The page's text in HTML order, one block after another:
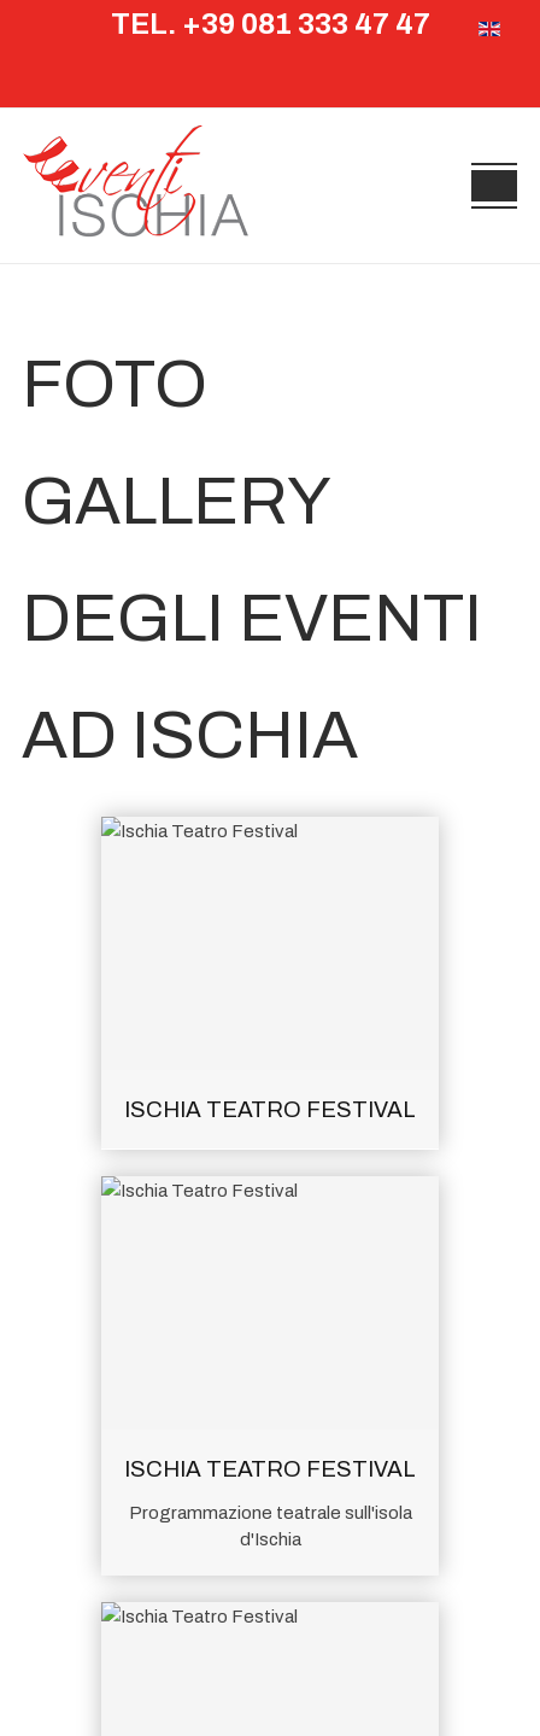
TEL. +39 081 333 47 47
FOTO
GALLERY
DEGLI EVENTI
AD ISCHIA
ISCHIA TEATRO FESTIVAL
ISCHIA TEATRO FESTIVAL
Programmazione teatrale sull'isola
d'Ischia